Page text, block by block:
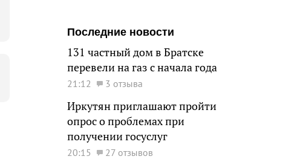
Последние новости
131 частный дом в Братске
перевели на газ с начала года
21:12 3 отзыва
Иркутян приглашают пройти
опрос о проблемах при
получении госуслуг
20:15 27 отзывов